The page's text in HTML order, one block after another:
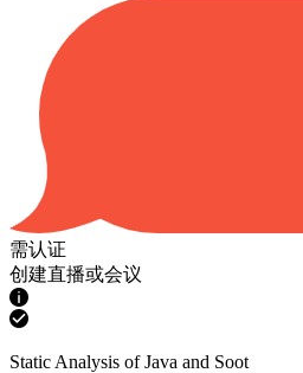
需认证
创建直播或会议
Static Analysis of Java and Soot